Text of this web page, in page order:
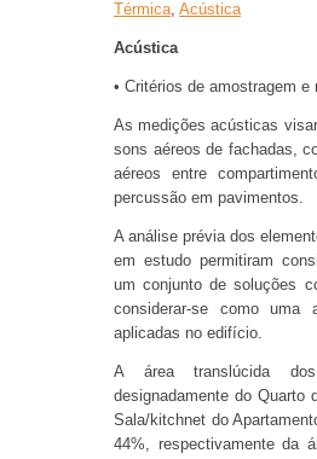
Térmica, Acústica
Acústica
• Critérios de amostragem
As medições acústicas
sons aéreos de fachadas,
aéreos entre
percussão em pavimentos.
A análise prévia dos
em estudo permitiram
um conjunto de soluções
considerar-se como uma
aplicadas no edifício.
A área translúcida
designadamente do Quarto
Sala/kitchnet do
44%, respectivamente da